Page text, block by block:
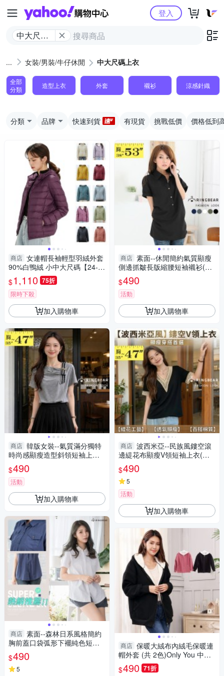
Yahoo購物中心
中大尺碼
登入
女裝/男裝/牛仔休閒 中大尺碼上衣
全部
分類
造型上衣 外套 襯衫 涼感針織
分類 品牌 快速到貨 有現貨 挑戰低價 價格低到
商店 女連帽長袖輕型羽絨外套
90%白鴨絨 小中大尺碼【24-2
5-82303-24】ibella 艾貝拉
$1,110 75折
限時下殺
加入購物車
商店 韓版女裝--氣質滿分獨特
時尚感顯瘦造型斜領短袖上衣
(黑.灰L-3L)-U860眼圈熊中大尺
碼
$490
活動
加入購物車
商店 素面--森林日系風格簡約
胸前蓋口袋弧形下襬純色短袖
襯衫(白.藍XL-5L)-H267眼圈熊
中大尺碼
$490
5
商店 素面--休閒簡約氣質顯瘦
側邊抓皺長版縮腰短袖襯衫(白.
黑.綠.灰.藍L-5L)-H90眼圈熊中
大尺碼
$490
活動
加入購物車
商店 波西米亞--民族風鏤空滾
邊緹花布顯瘦V領短袖上衣(黑L-
3L)-U775眼圈熊中大尺碼
$490
5
活動
加入購物車
商店 保暖大絨布內絨毛保暖連
帽外套 (共 2色)Only You 中大
尺碼 MIT台灣製 A5089
$490 71折